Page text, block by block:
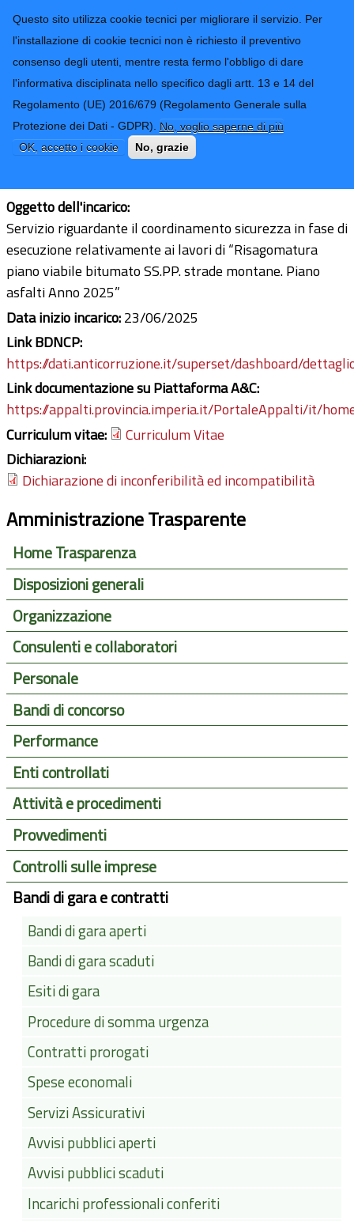
Questo sito utilizza cookie tecnici per migliorare il servizio. Per
l'installazione di cookie tecnici non è richiesto il preventivo
consenso degli utenti, mentre resta fermo l'obbligo di dare
l'informativa disciplinata nello specifico dagli artt. 13 e 14 del
Regolamento (UE) 2016/679 (Regolamento Generale sulla
Protezione dei Dati - GDPR). No, voglio saperne di più
OK, accetto i cookie
No, grazie
Provincia di
Imperia
CONTATTI-URP
TRASPARENZA
Form di ricerca
Ing. Simone Stella
Ultimo aggiornamento: 27/06/2025 - 09:55
Oggetto dell'incarico:
Servizio riguardante il coordinamento sicurezza in fase di
esecuzione relativamente ai lavori di “Risagomatura
piano viabile bitumato SS.PP. strade montane. Piano
asfalti Anno 2025”
Data inizio incarico:23/06/2025
Link BDNCP:
https://dati.anticorruzione.it/superset/dashboard/
Link documentazione su Piattaforma A&C:
https://appalti.provincia.imperia.it/PortaleAppalti/it/
Curriculum vitae:
Curriculum Vitae
Dichiarazioni:
Dichiarazione di inconferibilità ed incompatibilità
Amministrazione Trasparente
Home Trasparenza
Disposizioni generali
Organizzazione
Consulenti e collaboratori
Personale
Bandi di concorso
Performance
Enti controllati
Attività e procedimenti
Provvedimenti
Controlli sulle imprese
Bandi di gara e contratti
Bandi di gara aperti
Bandi di gara scaduti
Esiti di gara
Procedure di somma urgenza
Contratti prorogati
Spese economali
Servizi Assicurativi
Avvisi pubblici aperti
Avvisi pubblici scaduti
Incarichi professionali conferiti